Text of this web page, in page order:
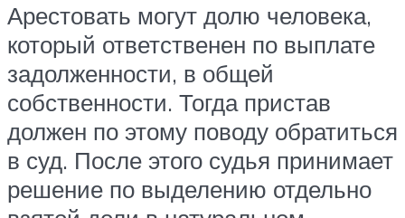
Арестовать могут долю человека,
который ответственен по выплате
задолженности, в общей
собственности. Тогда пристав
должен по этому поводу обратиться
в суд. После этого судья принимает
решение по выделению отдельно